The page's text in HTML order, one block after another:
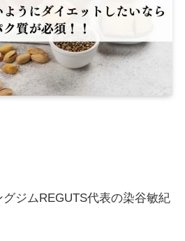
ジムREGUTS代表の染谷敏紀